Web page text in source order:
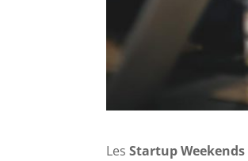
LesStartup Weekends